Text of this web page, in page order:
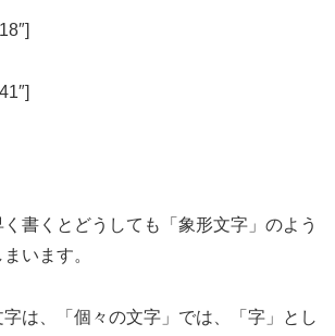
書くとどうしても「象形文字」のよう
います。
は、「個々の文字」では、「字」とし